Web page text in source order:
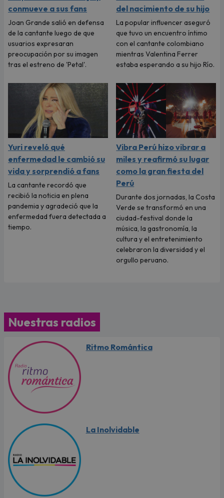
conmueve a sus fans
Joan Grande salió en defensa
de la cantante luego de que
usuarios expresaran
preocupación por su imagen
tras el estreno de 'Petal'.
del nacimiento de su hijo
La popular influencer aseguró
que tuvo un encuentro íntimo
con el cantante colombiano
mientras Valentina Ferrer
estaba esperando a su hijo Río.
Yuri reveló qué
enfermedad le cambió su
vida y sorprendió a fans
La cantante recordó que
recibió la noticia en plena
pandemia y agradeció que la
enfermedad fuera detectada a
tiempo.
Vibra Perú hizo vibrar a
miles y reafirmó su lugar
como la gran fiesta del
Perú
Durante dos jornadas, la Costa
Verde se transformó en una
ciudad-festival donde la
música, la gastronomía, la
cultura y el entretenimiento
celebraron la diversidad y el
orgullo peruano.
Nuestras radios
Ritmo Romántica
La Inolvidable